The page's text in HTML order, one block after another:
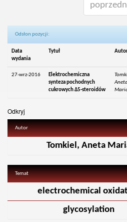
Odsłon pozycji:
Data
wydania
Tytuł
27-wrz-2016
Elektrochemiczna
synteza pochodnych
cukrowych Δ5-steroidów
Aneta
Odkryj
Autor
Tomkiel, Aneta
Temat
electrochemical
glycosylation